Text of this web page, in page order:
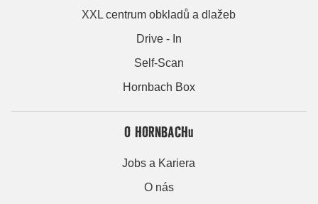
XXL centrum obkladů a dlažeb
Drive - In
Self-Scan
Hornbach Box
O HORNBACHu
Jobs a Kariera
O nás